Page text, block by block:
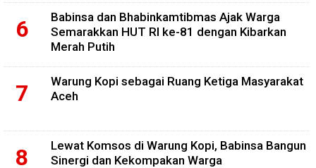
Babinsa dan Bhabinkamtibmas Ajak Warga
Semarakkan HUT RI ke-81 dengan Kibarkan
Merah Putih
Warung Kopi sebagai Ruang Ketiga Masyarakat
Aceh
Lewat Komsos di Warung Kopi, Babinsa Bangun
Sinergi dan Kekompakan Warga